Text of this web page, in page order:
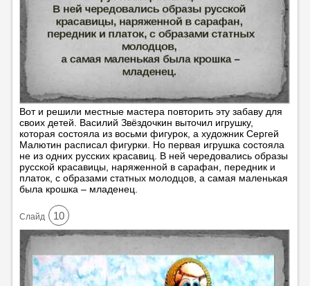
Вот и решили местные мастера повторить эту забаву для
своих детей. Василий Звёздочкин выточил игрушку,
которая состояла из восьми фигурок, а художник Сергей
Малютин расписал фигурки. Но первая игрушка состояла
не из одних русских красавиц. В ней чередовались образы
русской красавицы, наряженной в сарафан, передник и
платок, с образами статных молодцов, а самая маленькая
была крошка – младенец.
Cлайд 10